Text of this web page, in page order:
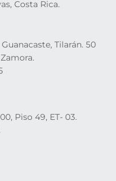
Costa Rica.
Tilarán. 50
Piso 49, ET- 03.